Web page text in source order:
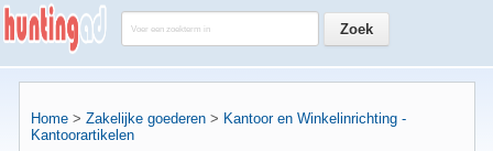
Home > Zakelijke goederen > Kantoor en Winkelinrichting -
Kantoorartikelen